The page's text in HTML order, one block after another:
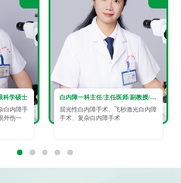
科学硕士
白内障手
外伤一
白内障一科主任/主任医师/副教授/眼科学硕士
屈光性白内障手术、飞秒激光白内障
手术、复杂白内障手术